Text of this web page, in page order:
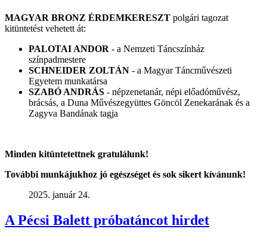
MAGYAR BRONZ ÉRDEMKERESZT polgári tagozat
kitüntetést vehetett át:
PALOTAI ANDOR - a Nemzeti Táncszínház
színpadmestere
SCHNEIDER ZOLTÁN - a Magyar Táncművészeti
Egyetem munkatársa
SZABÓ ANDRÁS - népzenetanár, népi előadóművész,
brácsás, a Duna Művészegyüttes Göncöl Zenekarának és a
Zagyva Bandának tagja
Minden kitüntetettnek gratulálunk!
További munkájukhoz jó egészséget és sok sikert kívánunk!
2025. január 24.
A Pécsi Balett próbatáncot hirdet